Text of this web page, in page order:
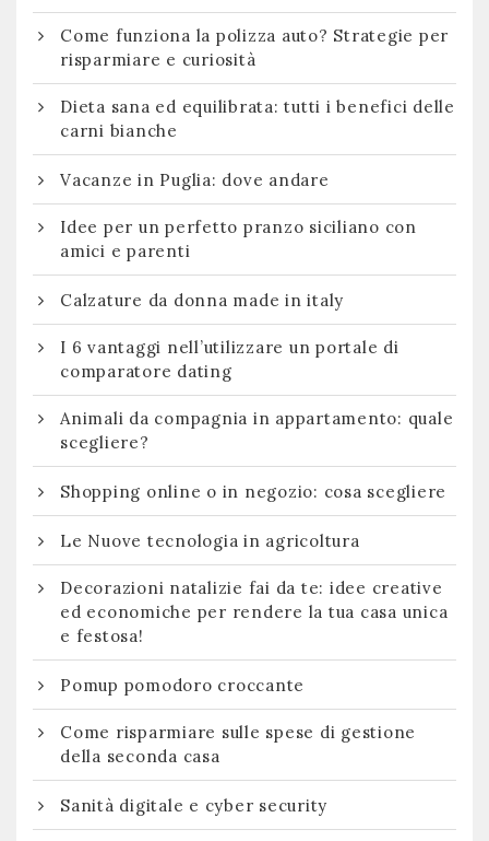
Come funziona la polizza auto? Strategie per
risparmiare e curiosità
Dieta sana ed equilibrata: tutti i benefici delle
carni bianche
Vacanze in Puglia: dove andare
Idee per un perfetto pranzo siciliano con
amici e parenti
Calzature da donna made in italy
I 6 vantaggi nell’utilizzare un portale di
comparatore dating
Animali da compagnia in appartamento: quale
scegliere?
Shopping online o in negozio: cosa scegliere
Le Nuove tecnologia in agricoltura
Decorazioni natalizie fai da te: idee creative
ed economiche per rendere la tua casa unica
e festosa!
Pomup pomodoro croccante
Come risparmiare sulle spese di gestione
della seconda casa
Sanità digitale e cyber security